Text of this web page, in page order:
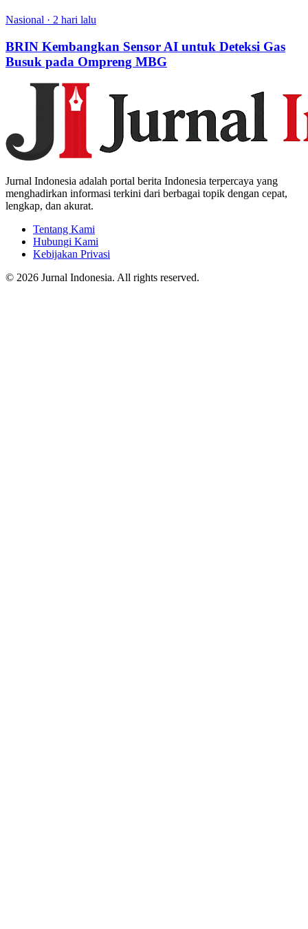
Nasional · 2 hari lalu
BRIN Kembangkan Sensor AI untuk Deteksi Gas
Busuk pada Ompreng MBG
Jurnal Indonesia adalah portal berita Indonesia terpercaya yang
menghadirkan informasi terkini dari berbagai topik dengan cepat,
lengkap, dan akurat.
Tentang Kami
Hubungi Kami
Kebijakan Privasi
© 2026 Jurnal Indonesia. All rights reserved.